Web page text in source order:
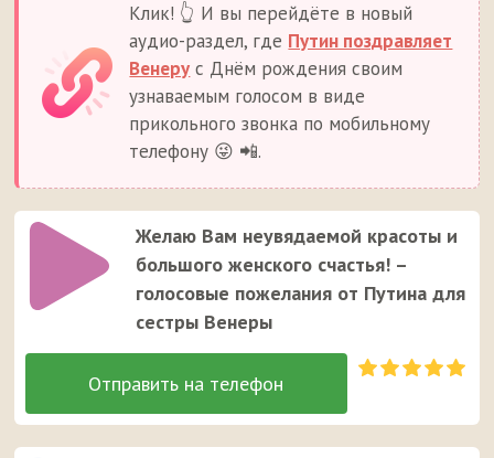
Клик! 👆 И вы перейдёте в новый
аудио-раздел, где Путин поздравляет
Венеру с Днём рождения своим
узнаваемым голосом в виде
прикольного звонка по мобильному
телефону 😜 📲.
Желаю Вам неувядаемой красоты и
большого женского счастья! –
голосовые пожелания от Путина для
сестры Венеры